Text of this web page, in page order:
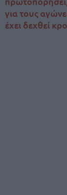
για τους
έχει δεχθεί